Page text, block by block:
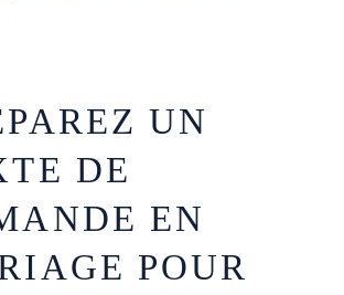
UN
DE
EN
POUR